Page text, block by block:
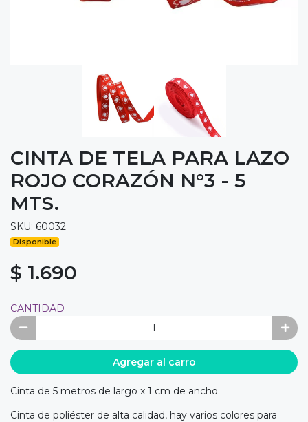
CINTA DE TELA PARA LAZO
ROJO CORAZÓN N°3 - 5
MTS.
SKU: 60032
Disponible
$ 1.690
CANTIDAD
Agregar al carro
Cinta de 5 metros de largo x 1 cm de ancho.
Cinta de poliéster de alta calidad, hay varios colores para